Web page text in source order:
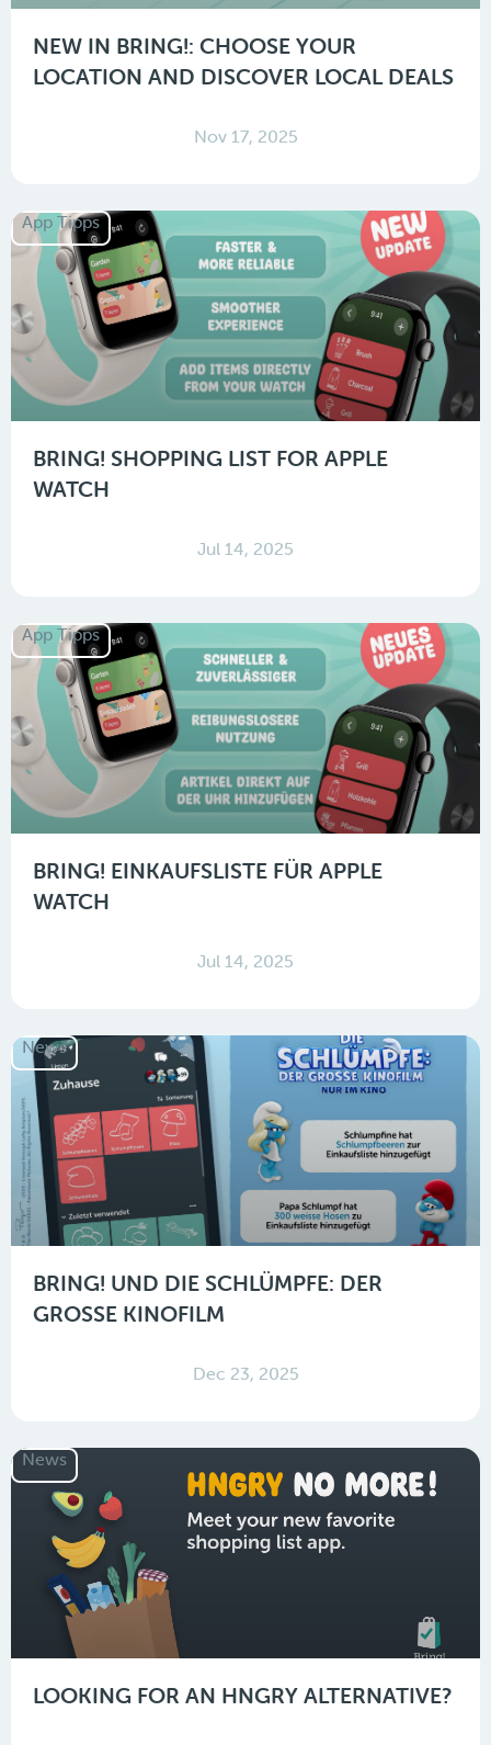
NEW IN BRING!: CHOOSE YOUR
LOCATION AND DISCOVER LOCAL DEALS
Nov 17, 2025
App Tipps
BRING! SHOPPING LIST FOR APPLE
WATCH
Jul 14, 2025
App Tipps
BRING! EINKAUFSLISTE FÜR APPLE
WATCH
Jul 14, 2025
News
BRING! UND DIE SCHLÜMPFE: DER
GROSSE KINOFILM
Dec 23, 2025
News
LOOKING FOR AN HNGRY ALTERNATIVE?